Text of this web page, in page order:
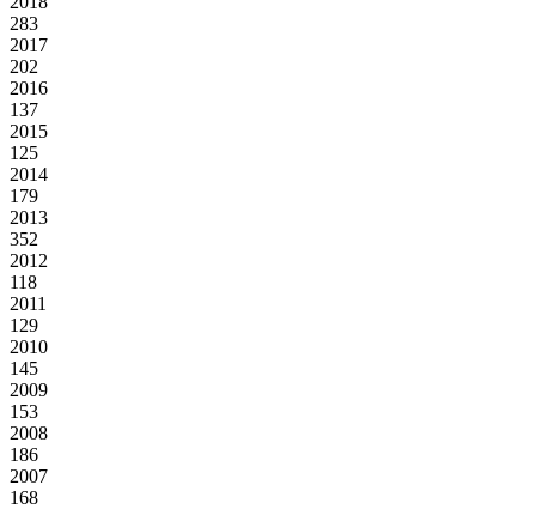
283
2017
202
2016
137
2015
125
2014
179
2013
352
2012
118
2011
129
2010
145
2009
153
2008
186
2007
168